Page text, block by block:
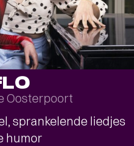
Oosterpoort
sprankelende liedjes
humor